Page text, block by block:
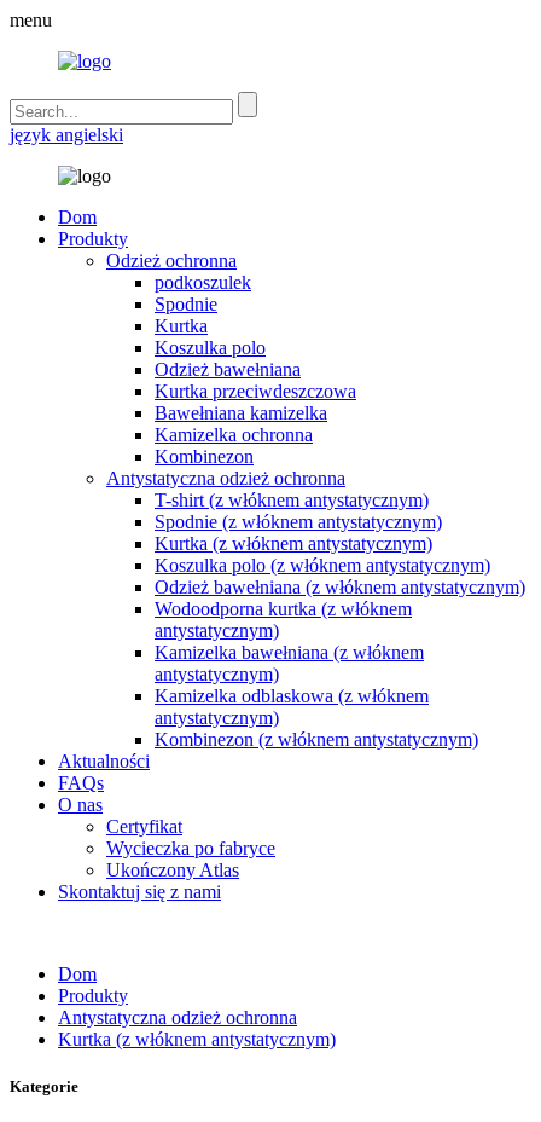
menu
język angielski
Dom
Produkty
Odzież ochronna
podkoszulek
Spodnie
Kurtka
Koszulka polo
Odzież bawełniana
Kurtka przeciwdeszczowa
Bawełniana kamizelka
Kamizelka ochronna
Kombinezon
Antystatyczna odzież ochronna
T-shirt (z włóknem antystatycznym)
Spodnie (z włóknem antystatycznym)
Kurtka (z włóknem antystatycznym)
Koszulka polo (z włóknem antystatycznym)
Odzież bawełniana (z włóknem antystatycznym)
Wodoodporna kurtka (z włóknem
antystatycznym)
Kamizelka bawełniana (z włóknem
antystatycznym)
Kamizelka odblaskowa (z włóknem
antystatycznym)
Kombinezon (z włóknem antystatycznym)
Aktualności
FAQs
O nas
Certyfikat
Wycieczka po fabryce
Ukończony Atlas
Skontaktuj się z nami
Dom
Produkty
Antystatyczna odzież ochronna
Kurtka (z włóknem antystatycznym)
Kategorie